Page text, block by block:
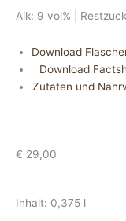
Alk: 9 vol% |
Download
Download
Zutaten und
€ 29,00
Inhalt: 0,375 l